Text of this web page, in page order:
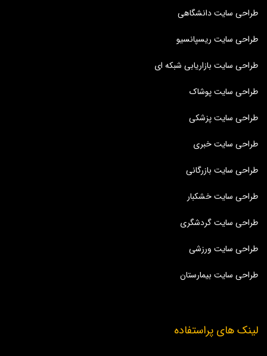
طراحی سایت دانشگاهی
طراحی سایت ریسپانسیو
طراحی سایت بازاریابی شبکه ای
طراحی سایت پوشاک
طراحی سایت پزشکی
طراحی سایت خبری
طراحی سایت بازرگانی
طراحی سایت خشکبار
طراحی سایت گردشگری
طراحی سایت ورزشی
طراحی سایت بیمارستان
لینک های پراستفاده